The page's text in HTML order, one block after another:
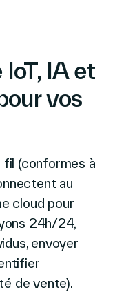
IA et
vos
fil (conformes à
au
cloud pour
24h/24,
envoyer
de vente).